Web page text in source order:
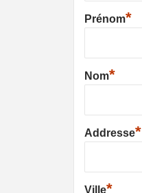
Prénom*
Nom*
Addresse*
Ville*